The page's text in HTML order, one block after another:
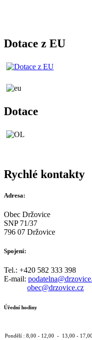
Dotace z EU
Dotace
Rychlé kontakty
Adresa:
Obec Držovice
SNP 71/37
796 07 Držovice
Spojení:
Tel.: +420 582 333 398
E-mail:
obec@drzovice.cz
Úřední hodiny
Pondělí : 8,00 - 12,00 - 13,00 - 17,00